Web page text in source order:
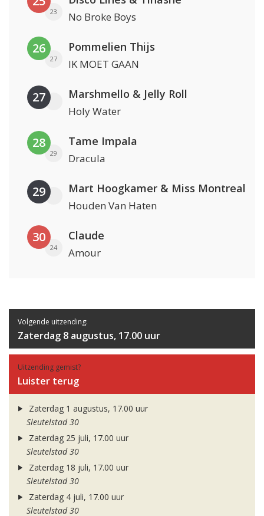
23 No Broke Boys
26
27
Pommelien Thijs
IK MOET GAAN
27 Marshmello & Jelly Roll
Holy Water
28
29
Tame Impala
Dracula
29 Mart Hoogkamer & Miss Montreal
Houden Van Haten
30
24
Claude
Amour
Volgende uitzending:
Zaterdag 8 augustus, 17.00 uur
Uitzending gemist?
Luister terug
Zaterdag 1 augustus, 17.00 uur
Sleutelstad 30
Zaterdag 25 juli, 17.00 uur
Sleutelstad 30
Zaterdag 18 juli, 17.00 uur
Sleutelstad 30
Zaterdag 4 juli, 17.00 uur
Sleutelstad 30